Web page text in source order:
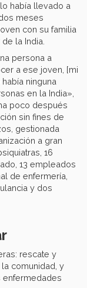
había llevado a
meses
con su familia
la India.
persona a
a ese joven, [mi
ninguna
en la India»,
poco después
sin fines de
gestionada
a gran
16
13 empleados
de enfermería,
y dos
rescate y
comunidad, y
enfermedades